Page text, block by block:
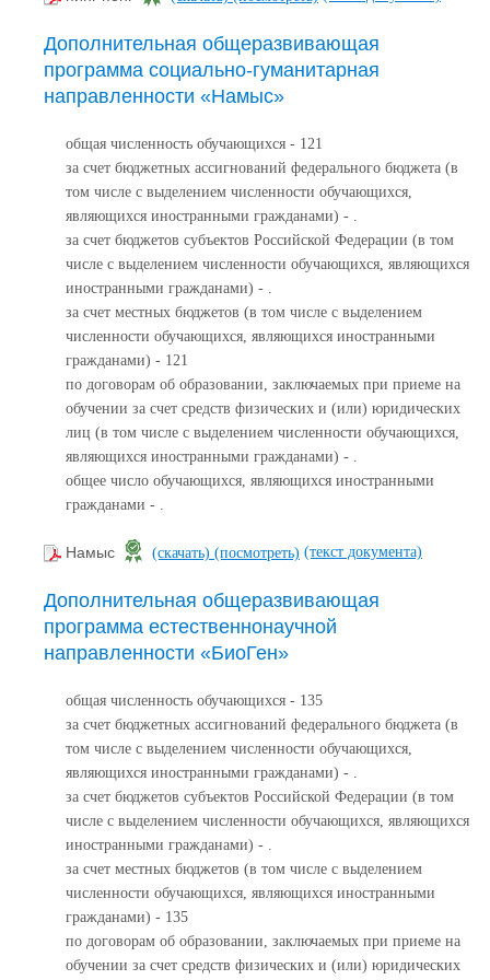
Дополнительная общеразвивающая
программа социально-гуманитарная
направленности «Намыс»
общая численность обучающихся - 121
за счет бюджетных ассигнований федерального бюджета (в
том числе с выделением численности обучающихся,
являющихся иностранными гражданами) - .
за счет бюджетов субъектов Российской Федерации (в том
числе с выделением численности обучающихся, являющихся
иностранными гражданами) - .
за счет местных бюджетов (в том числе с выделением
численности обучающихся, являющихся иностранными
гражданами) - 121
по договорам об образовании, заключаемых при приеме на
обучении за счет средств физических и (или) юридических
лиц (в том числе с выделением численности обучающихся,
являющихся иностранными гражданами) - .
общее число обучающихся, являющихся иностранными
гражданами - .
Намыс (скачать) (посмотреть) (текст документа)
Дополнительная общеразвивающая
программа естественнонаучной
направленности «БиоГен»
общая численность обучающихся - 135
за счет бюджетных ассигнований федерального бюджета (в
том числе с выделением численности обучающихся,
являющихся иностранными гражданами) - .
за счет бюджетов субъектов Российской Федерации (в том
числе с выделением численности обучающихся, являющихся
иностранными гражданами) - .
за счет местных бюджетов (в том числе с выделением
численности обучающихся, являющихся иностранными
гражданами) - 135
по договорам об образовании, заключаемых при приеме на
обучении за счет средств физических и (или) юридических